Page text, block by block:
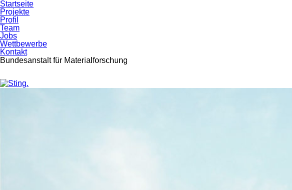
Startseite
Projekte
Profil
Team
Jobs
Wettbewerbe
Kontakt
Bundesanstalt für Materialforschung